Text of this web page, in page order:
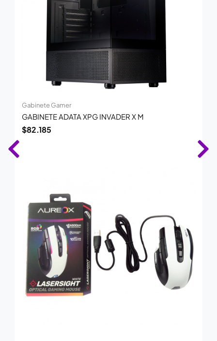
Gabinete Gamer
GABINETE ADATA XPG INVADER X M
$82.185